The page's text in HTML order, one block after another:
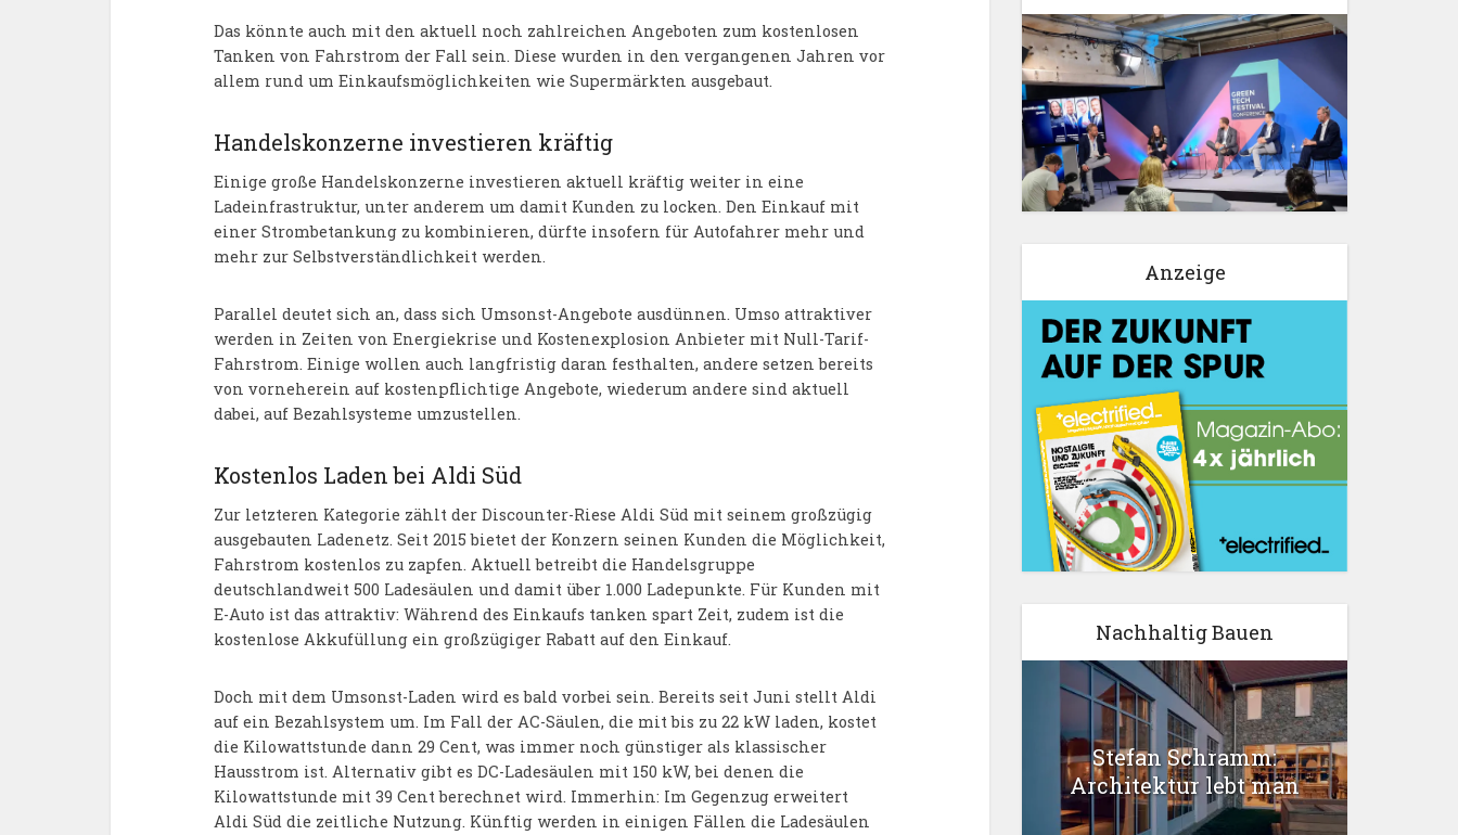
Das könnte auch mit den aktuell noch zahlreichen Angeboten zum kostenlosen
Tanken von Fahrstrom der Fall sein. Diese wurden in den vergangenen Jahren vor
allem rund um Einkaufsmöglichkeiten wie Supermärkten ausgebaut.
Handelskonzerne investieren kräftig
Einige große Handelskonzerne investieren aktuell kräftig weiter in eine
Ladeinfrastruktur, unter anderem um damit Kunden zu locken. Den Einkauf mit
einer Strombetankung zu kombinieren, dürfte insofern für Autofahrer mehr und
mehr zur Selbstverständlichkeit werden.
Parallel deutet sich an, dass sich Umsonst-Angebote ausdünnen. Umso attraktiver
werden in Zeiten von Energiekrise und Kostenexplosion Anbieter mit Null-Tarif-
Fahrstrom. Einige wollen auch langfristig daran festhalten, andere setzen bereits
von vorneherein auf kostenpflichtige Angebote, wiederum andere sind aktuell
dabei, auf Bezahlsysteme umzustellen.
Kostenlos Laden bei Aldi Süd
Zur letzteren Kategorie zählt der Discounter-Riese Aldi Süd mit seinem großzügig
ausgebauten Ladenetz. Seit 2015 bietet der Konzern seinen Kunden die Möglichkeit,
Fahrstrom kostenlos zu zapfen. Aktuell betreibt die Handelsgruppe
deutschlandweit 500 Ladesäulen und damit über 1.000 Ladepunkte. Für Kunden mit
E-Auto ist das attraktiv: Während des Einkaufs tanken spart Zeit, zudem ist die
kostenlose Akkufüllung ein großzügiger Rabatt auf den Einkauf.
Doch mit dem Umsonst-Laden wird es bald vorbei sein. Bereits seit Juni stellt Aldi
auf ein Bezahlsystem um. Im Fall der AC-Säulen, die mit bis zu 22 kW laden, kostet
die Kilowattstunde dann 29 Cent, was immer noch günstiger als klassischer
Hausstrom ist. Alternativ gibt es DC-Ladesäulen mit 150 kW, bei denen die
Kilowattstunde mit 39 Cent berechnet wird. Immerhin: Im Gegenzug erweitert
Aldi Süd die zeitliche Nutzung. Künftig werden in einigen Fällen die Ladesäulen
Anzeige
Nachhaltig Bauen
Stefan Schramm:
Architektur lebt man